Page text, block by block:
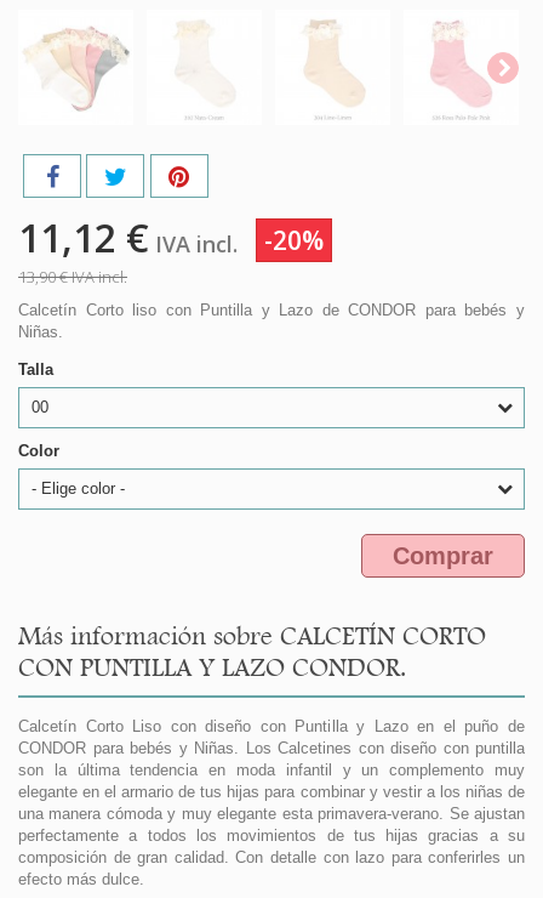
11,12 € IVA incl. -20%
13,90 €IVA incl.
Calcetín Corto liso con Puntilla y Lazo de CONDOR para bebés y
Niñas.
Talla
00
Color
- Elige color -
Comprar
Más información sobre CALCETÍN CORTO
CON PUNTILLA Y LAZO CONDOR.
Calcetín Corto Liso con diseño con Puntilla y Lazo en el puño de
CONDOR para bebés y Niñas. Los Calcetines con diseño con puntilla
son la última tendencia en moda infantil y un complemento muy
elegante en el armario de tus hijas para combinar y vestir a los niñas de
una manera cómoda y muy elegante esta primavera-verano. Se ajustan
perfectamente a todos los movimientos de tus hijas gracias a su
composición de gran calidad. Con detalle con lazo para conferirles un
efecto más dulce.